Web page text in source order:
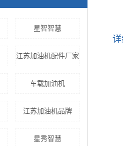
星智智慧
江苏加油机配件厂家
车载加油机
江苏加油机品牌
星秀智慧